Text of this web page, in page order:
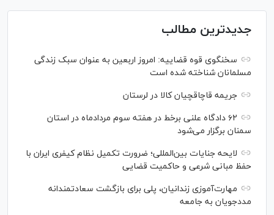
جدیدترین مطالب
سخنگوی قوه قضاییه: امروز اربعین به عنوان سبک زندگی
مسلمانان شناخته شده است
جریمه قاچاقچیان کالا در لرستان
۶۲ دادگاه علنی برخط در هفته سوم مردادماه در استان
سمنان برگزار می‌شود
لایحه جنایات بین‌المللی؛ ضرورت تکمیل نظام کیفری ایران با
حفظ مبانی شرعی و حاکمیت قضایی
مهارت‌آموزی زندانیان، پلی برای بازگشت سعادتمندانه
مددجویان به جامعه